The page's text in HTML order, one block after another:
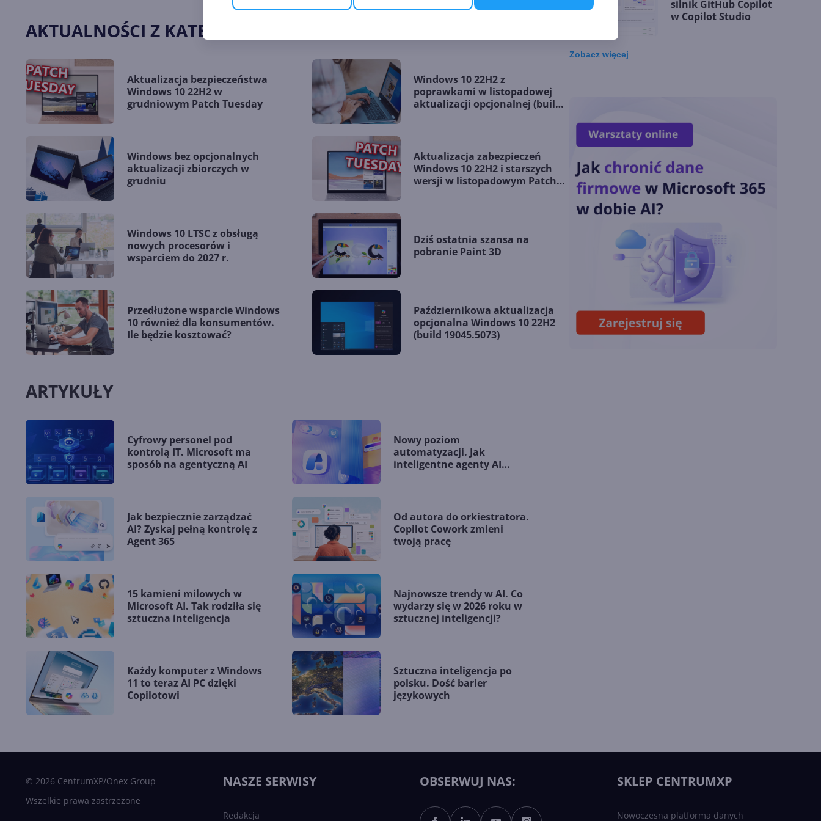
AKTUALNOŚCI Z KATEGORII WINDOWS 10
Aktualizacja bezpieczeństwa
Windows 10 22H2 w
grudniowym Patch Tuesday
Windows 10 22H2 z
poprawkami w listopadowej
aktualizacji opcjonalnej (build
Windows bez opcjonalnych
aktualizacji zbiorczych w
grudniu
Aktualizacja zabezpieczeń
Windows 10 22H2 i starszych
wersji w listopadowym Patch
Windows 10 LTSC z obsługą
nowych procesorów i
wsparciem do 2027 r.
Dziś ostatnia szansa na
pobranie Paint 3D
Przedłużone wsparcie Windows
10 również dla konsumentów.
Ile będzie kosztować?
Październikowa aktualizacja
opcjonalna Windows 10 22H2
(build 19045.5073)
silnik GitHub Copilot
w Copilot Studio
Zatrzęsienie nowości
w Microsoft Teams.
Zmiany z lipca 2026 r.
Microsoft 365 Copilot.
Podsumowanie lipca
2026
OpenAI tnie ceny
modeli GPT-5.6.
Odpowiedź na presję
Chin
Zobaczwięcej
ARTYKUŁY
Cyfrowy personel pod
kontrolą IT. Microsoft ma
sposób na agentyczną AI
Nowy poziom
automatyzacji. Jak
inteligentne agenty AI
Jak bezpiecznie zarządzać
AI? Zyskaj pełną kontrolę z
Agent 365
Od autora do orkiestratora.
Copilot Cowork zmieni
twoją pracę
15 kamieni milowych w
Microsoft AI. Tak rodziła się
sztuczna inteligencja
Najnowsze trendy w AI. Co
wydarzy się w 2026 roku w
sztucznej inteligencji?
Każdy komputer z Windows
11 to teraz AI PC dzięki
Copilotowi
Sztuczna inteligencja po
polsku. Dość barier
językowych
© 2026 CentrumXP/Onex Group
Wszelkie prawa zastrzeżone
NASZE SERWISY
Redakcja
OBSERWUJ NAS: SKLEP CENTRUMXP
Nowoczesna platforma danych